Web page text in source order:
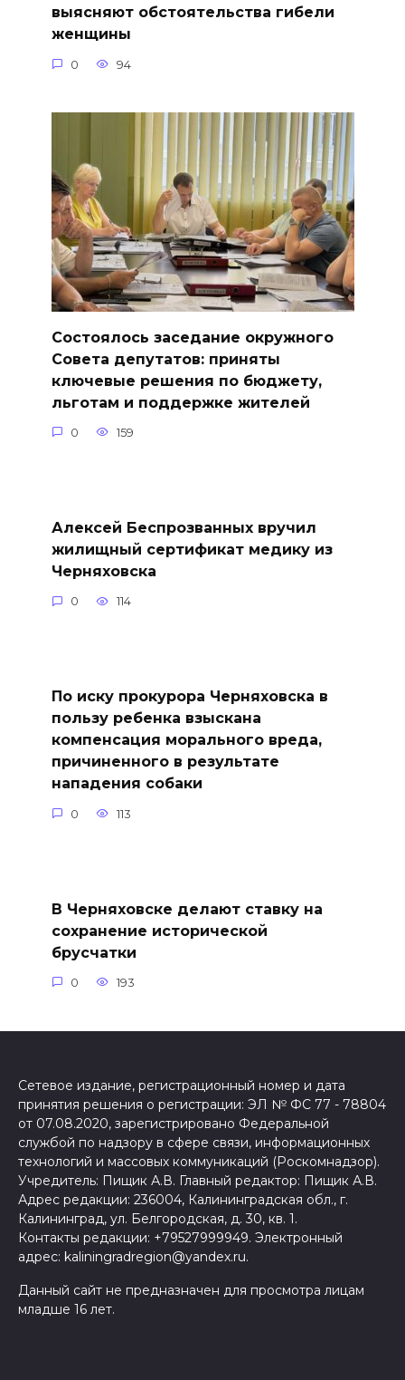
выясняют обстоятельства гибели
женщины
0 94
Состоялось заседание окружного
Совета депутатов: приняты
ключевые решения по бюджету,
льготам и поддержке жителей
0 159
Алексей Беспрозванных вручил
жилищный сертификат медику из
Черняховска
0 114
По иску прокурора Черняховска в
пользу ребенка взыскана
компенсация морального вреда,
причиненного в результате
нападения собаки
0 113
В Черняховске делают ставку на
сохранение исторической
брусчатки
0 193
Сетевое издание, регистрационный номер и дата
принятия решения о регистрации: ЭЛ № ФС 77 - 78804
от 07.08.2020, зарегистрировано Федеральной
службой по надзору в сфере связи, информационных
технологий и массовых коммуникаций (Роскомнадзор).
Учредитель: Пищик А.В. Главный редактор: Пищик А.В.
Адрес редакции: 236004, Калининградская обл., г.
Калининград, ул. Белгородская, д. 30, кв. 1.
Контакты редакции: +79527999949. Электронный
адрес: kaliningradregion@yandex.ru.
Данный сайт не предназначен для просмотра лицам
младше 16 лет.